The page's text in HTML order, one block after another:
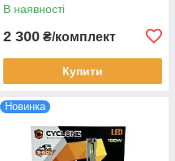
В наявності
2 300 ₴/комплект
Купити
Новинка